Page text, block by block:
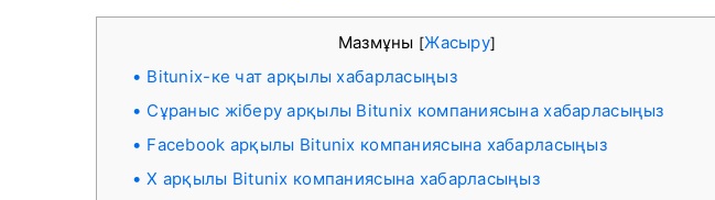
Мазмұны [Жасыру]
Bitunix-ке чат арқылы хабарласыңыз
Сұраныс жіберу арқылы Bitunix компаниясына хабарласыңыз
Facebook арқылы Bitunix компаниясына хабарласыңыз
X арқылы Bitunix компаниясына хабарласыңыз